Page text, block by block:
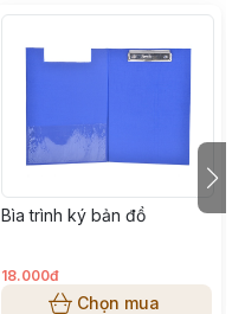
Bìa trình ký bản đồ
18.000đ
Chọn mua